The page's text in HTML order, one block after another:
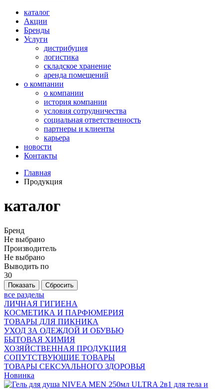
каталог
Акции
Бренды
Услуги
дистрибуция
логистика
складское хранение
аренда помещений
о компании
о компании
история компании
условия сотрудничества
социальная ответственность
партнеры и клиенты
карьера
новости
Контакты
Главная
Продукция
каталог
Бренд
Не выбрано
Производитель
Не выбрано
Выводить по
30
все разделы
ЛИЧНАЯ ГИГИЕНА
КОСМЕТИКА И ПАРФЮМЕРИЯ
ТОВАРЫ ДЛЯ ПИКНИКА
УХОД ЗА ОДЕЖДОЙ И ОБУВЬЮ
БЫТОВАЯ ХИМИЯ
ХОЗЯЙСТВЕННАЯ ПРОДУКЦИЯ
СОПУТСТВУЮЩИЕ ТОВАРЫ
ТОВАРЫ СЕКСУАЛЬНОГО ЗДОРОВЬЯ
Новинка